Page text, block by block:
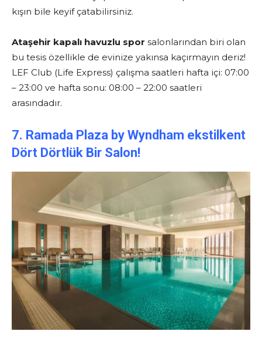
kışın bile keyif çatabilirsiniz.
Ataşehir kapalı havuzlu spor salonlarından biri olan
bu tesis özellikle de evinize yakınsa kaçırmayın deriz!
LEF Club (Life Express) çalışma saatleri hafta içi: 07:00
– 23:00 ve hafta sonu: 08:00 – 22:00 saatleri
arasındadır.
7. Ramada Plaza by Wyndham ekstilkent
Dört Dörtlük Bir Salon!